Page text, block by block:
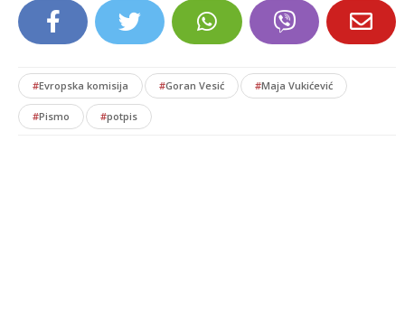
#Evropska komisija #Goran Vesić #Maja Vukićević
#Pismo #potpis